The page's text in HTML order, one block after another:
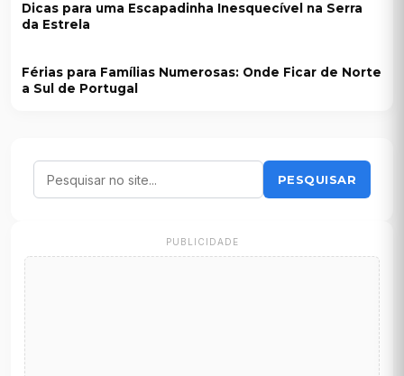
Dicas para uma Escapadinha Inesquecível na Serra
da Estrela
Férias para Famílias Numerosas: Onde Ficar de Norte
a Sul de Portugal
PESQUISAR
PUBLICIDADE